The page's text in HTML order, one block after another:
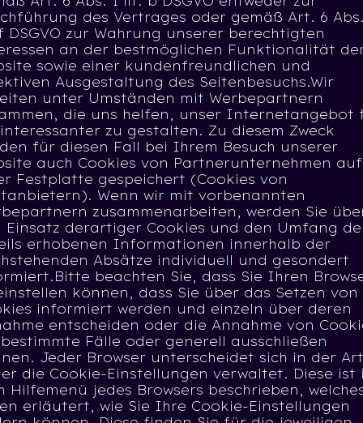
des Vertrages oder gemäß Art. 6
DSGVO zur Wahrung unserer berechtigten
an der bestmöglichen Funktionalität
sowie einer kundenfreundlichen und
Ausgestaltung des Seitenbesuchs.Wir
unter Umständen mit Werbepartnern
die uns helfen, unser Internetangebot
zu gestalten. Zu diesem Zweck
für diesen Fall bei Ihrem Besuch unserer
auch Cookies von Partnerunternehmen auf
Festplatte gespeichert (Cookies von
Wenn wir mit vorbenannten
zusammenarbeiten, werden Sie
Einsatz derartiger Cookies und den Umfang
erhobenen Informationen innerhalb der
Absätze individuell und gesondert
beachten Sie, dass Sie Ihren
können, dass Sie über das Setzen von
informiert werden und einzeln über deren
entscheiden oder die Annahme von
Fälle oder generell ausschließen
Jeder Browser unterscheidet sich in der
er die Cookie-Einstellungen verwaltet. Diese ist
Hilfemenü jedes Browsers beschrieben,
erläutert, wie Sie Ihre Cookie-Einstellungen